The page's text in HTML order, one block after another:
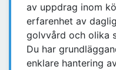
av uppdrag inom
erfarenhet av
golvvård och olika
Du har
enklare hantering